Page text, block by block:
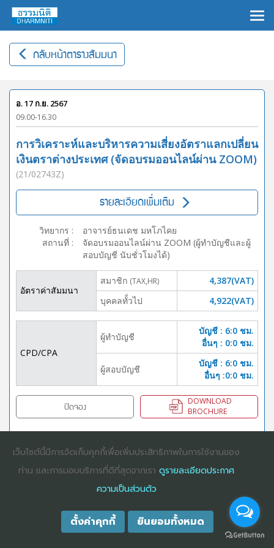
กลับหน้าตารางสัมมนา
อ. 17 ก.ย. 2567
09.00-16.30
การวิเคราะห์และบริหารความเสี่ยงอัตราแลกเปลี่ยน
เงินตราต่างประเทศ (จัดอบรมออนไลน์ผ่าน ZOOM)
(21/02743Z)
รายละเอียดเพิ่มเติม
วิทยากร :
อาจารย์ธนเดช มหโภไคย
สถานที่ :
จัดอบรมออนไลน์ผ่าน ZOOM (ผู้ทำบัญชีและผู้
สอบบัญชี นับชั่วโมงได้)
อัตราค่าสัมมนา
สมาชิก (TAX,HR)
4,387(VAT)
บุคคลทั้่วไป
4,922(VAT)
CPD/CPA
ผู้ทำบัญชี
บัญชี : 6:0 ชม.
อื่นๆ : 0:0 ชม.
ผู้สอบบัญชี
บัญชี : 6:0 ชม.
อื่นๆ :0:0 ชม.
ปิดจอง
DOWNLOAD
BROCHURE
COPYRIGHT ©2025 DHARMNITI SEMINAR AND TRAINING CO., LTD
RIGHTS RESERVED. E-COMMERCIAL REGISTRATION 0105529026680
เว็บไซต์นี้มีการจัดเก็บคุกกี้เพื่อเพิ่มประสิทธิภาพในการใช้งานของ
ท่าน และการมอบบริการที่ดีที่สุดจากเรา ดูรายละเอียดประกาศ
ความเป็นส่วนตัว
ตั้งค่าคุกกี้ ยินยอมทั้งหมด
×